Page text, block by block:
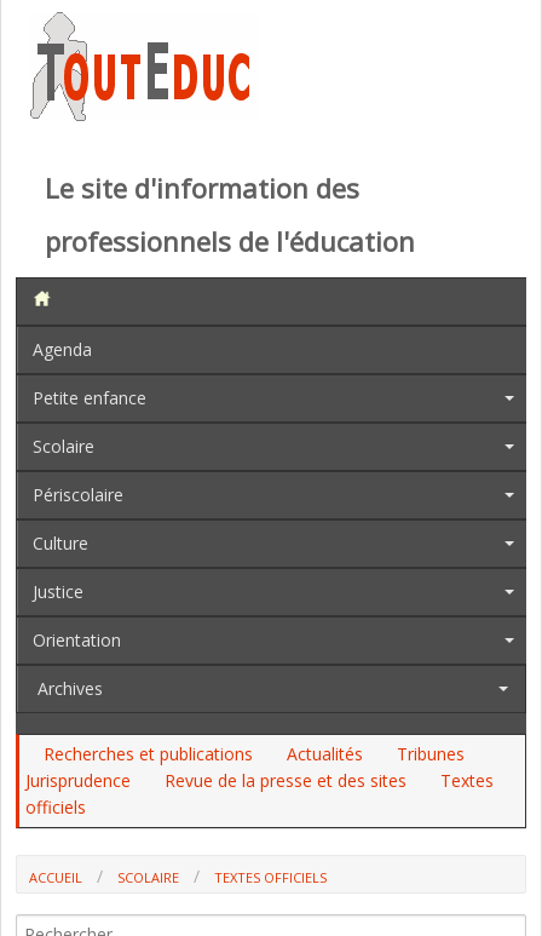
Le site d'information des
professionnels de l'éducation
Agenda
Petite enfance
Scolaire
Périscolaire
Culture
Justice
Orientation
Archives
Recherches et publications Actualités
Tribunes
Jurisprudence
Revue de la presse et des sites
Textes
officiels
ACCUEIL SCOLAIRE TEXTES OFFICIELS